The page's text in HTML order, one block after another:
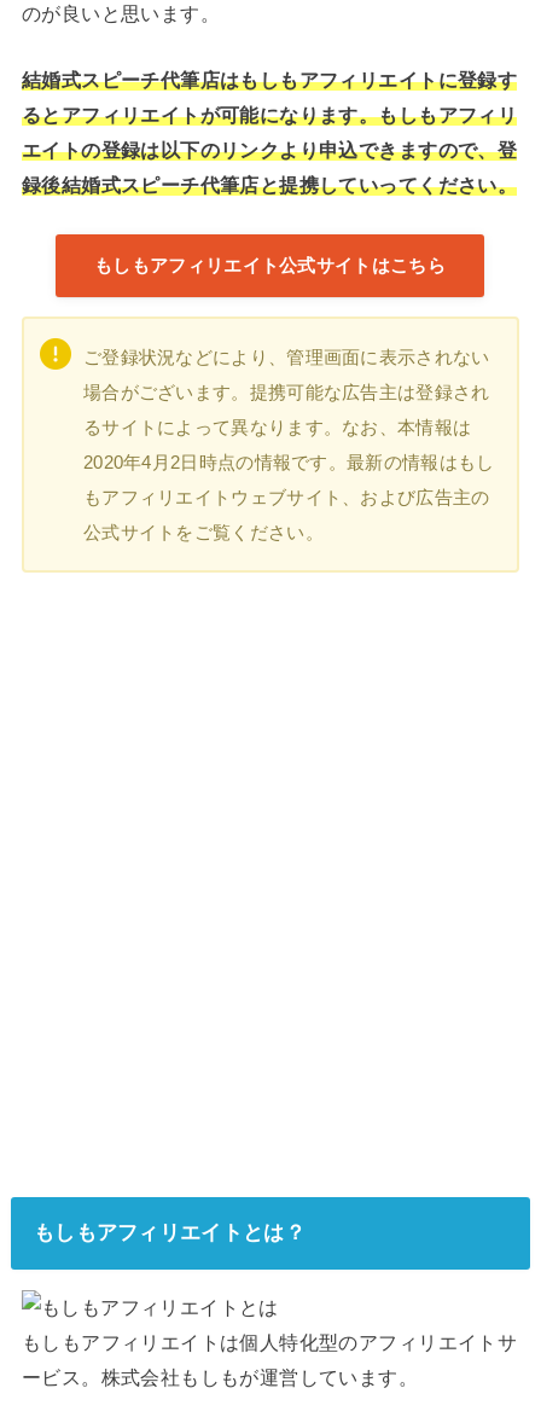
のが良いと思います。
結婚式スピーチ代筆店はもしもアフィリエイトに登録す
るとアフィリエイトが可能になります。もしもアフィリ
エイトの登録は以下のリンクより申込できますので、登
録後結婚式スピーチ代筆店と提携していってください。
もしもアフィリエイト公式サイトはこちら
ご登録状況などにより、管理画面に表示されない
場合がございます。提携可能な広告主は登録され
るサイトによって異なります。なお、本情報は
2020年4月2日時点の情報です。最新の情報はもし
もアフィリエイトウェブサイト、および広告主の
公式サイトをご覧ください。
もしもアフィリエイトとは？
もしもアフィリエイトは個人特化型のアフィリエイトサ
ービス。株式会社もしもが運営しています。